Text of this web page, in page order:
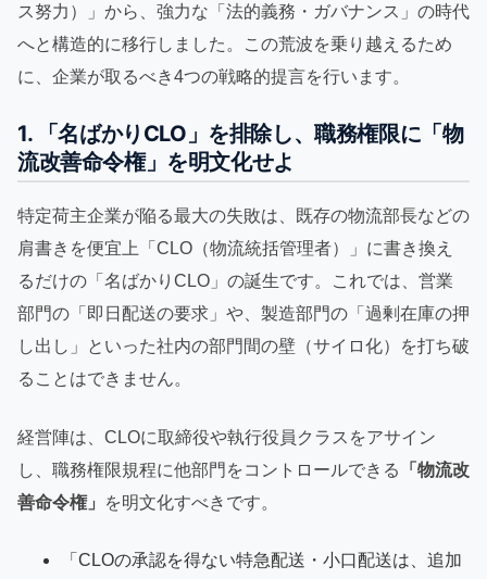
ス努力）」から、強力な「法的義務・ガバナンス」の時代
へと構造的に移行しました。この荒波を乗り越えるため
に、企業が取るべき4つの戦略的提言を行います。
1. 「名ばかりCLO」を排除し、職務権限に「物
流改善命令権」を明文化せよ
特定荷主企業が陥る最大の失敗は、既存の物流部長などの
肩書きを便宜上「CLO（物流統括管理者）」に書き換え
るだけの「名ばかりCLO」の誕生です。これでは、営業
部門の「即日配送の要求」や、製造部門の「過剰在庫の押
し出し」といった社内の部門間の壁（サイロ化）を打ち破
ることはできません。
経営陣は、CLOに取締役や執行役員クラスをアサイン
し、職務権限規程に他部門をコントロールできる
「物流改
善命令権」
を明文化すべきです。
「CLOの承認を得ない特急配送・小口配送は、追加